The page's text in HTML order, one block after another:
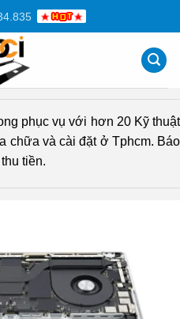
phục vụ với hơn 20 Kỹ thuật
chữa và cài đặt ở Tphcm. Báo
tiền.